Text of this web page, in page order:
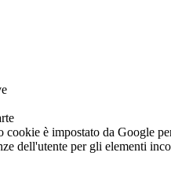
cookie è impostato da Google
dell'utente per gli elementi